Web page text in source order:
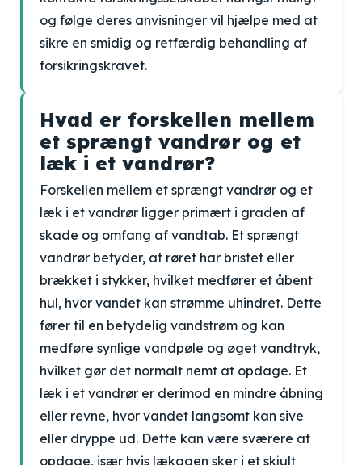
og følge deres anvisninger vil hjælpe med at
sikre en smidig og retfærdig behandling af
forsikringskravet.
Hvad er forskellen mellem
et sprængt vandrør og et
læk i et vandrør?
Forskellen mellem et sprængt vandrør og et
læk i et vandrør ligger primært i graden af
skade og omfang af vandtab. Et sprængt
vandrør betyder, at røret har bristet eller
brækket i stykker, hvilket medfører et åbent
hul, hvor vandet kan strømme uhindret. Dette
fører til en betydelig vandstrøm og kan
medføre synlige vandpøle og øget vandtryk,
hvilket gør det normalt nemt at opdage. Et
læk i et vandrør er derimod en mindre åbning
eller revne, hvor vandet langsomt kan sive
eller dryppe ud. Dette kan være sværere at
opdage, især hvis lækagen sker i et skjult